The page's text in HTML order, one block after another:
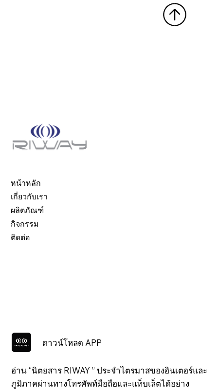
หน้าหลัก
เกี่ยวกับเรา
ผลิตภัณฑ์
กิจกรรม
ติดต่อ
ดาวน์โหลด APP
อ่าน “นิตยสาร RIWAY ” ประจำไตรมาสของอินเตอร์และ
ภูมิภาคผ่านทางโทรศัพท์มือถือและแท็บเล็ตได้อย่าง